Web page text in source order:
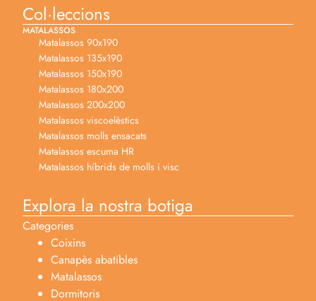
Col·leccions
MATALASSOS
Matalassos 90x190
Matalassos 135x190
Matalassos 150x190
Matalassos 180x200
Matalassos 200x200
Matalassos viscoelèstics
Matalassos molls ensacats
Matalassos escuma HR
Matalassos híbrids de molls i visc
Explora la nostra botiga
Categories
Coixins
Canapès abatibles
Matalassos
Dormitoris